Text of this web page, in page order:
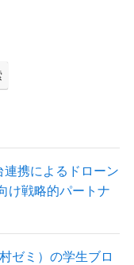
携によるドローン
け戦略的パートナ
ゼミ）の学生ブロ